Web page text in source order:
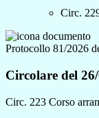
Circ.
Protocollo 81/2026
Circolare del
Circ. 223 Corso